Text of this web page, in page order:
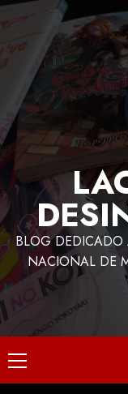
BLOG DEDICADO
NACIONAL DE